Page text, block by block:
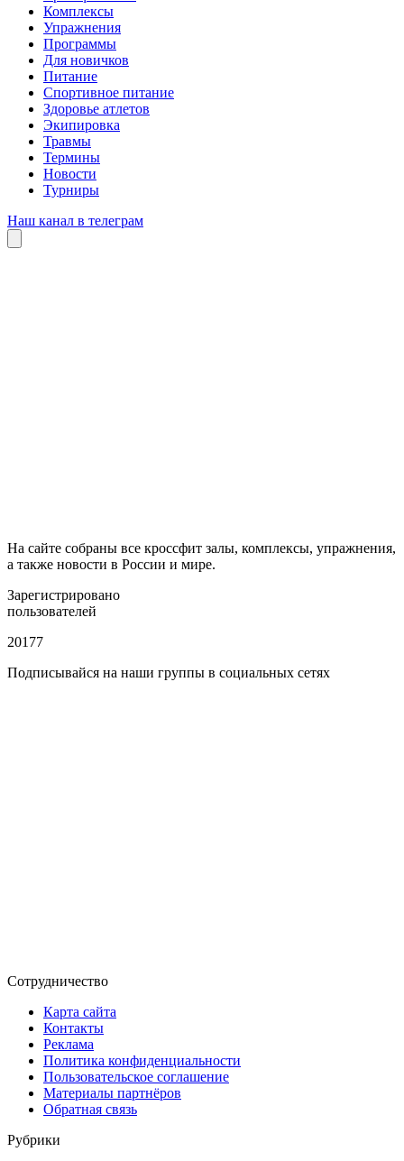
Комплексы
Упражнения
Программы
Для новичков
Питание
Спортивное питание
Здоровье атлетов
Экипировка
Травмы
Термины
Новости
Турниры
Наш канал в телеграм
На сайте собраны все кроссфит залы, комплексы, упражнения,
а также новости в России и мире.
Зарегистрировано
пользователей
20177
Подписывайся на наши группы в социальных сетях
Сотрудничество
Карта сайта
Контакты
Реклама
Политика конфиденциальности
Пользовательское соглашение
Материалы партнёров
Обратная связь
Рубрики